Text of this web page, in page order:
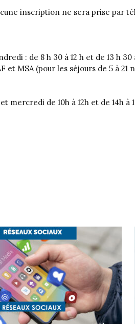
inscription ne sera prise par
: de 8 h 30 à 12 h et de 13 h 30
et MSA (pour les séjours de 5 à 21
mercredi de 10h à 12h et de 14h à